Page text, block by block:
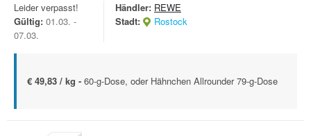
Leider verpasst!
Gültig: 01.03. -
07.03.
Händler: REWE
Stadt:
Rostock
€ 49,83 / kg - 60-g-Dose, oder Hähnchen Allrounder 79-g-Dose